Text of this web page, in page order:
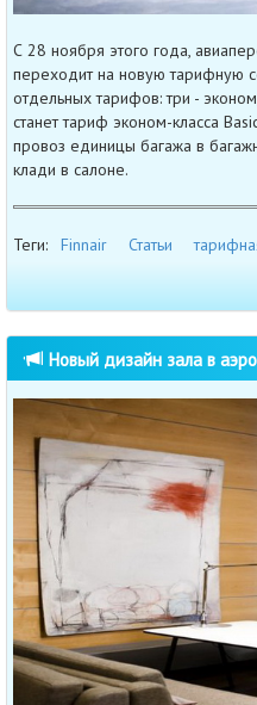
С 28 ноября этого года,
переходит на новую тарифную
отдельных тарифов: три -
станет тариф эконом-класса
провоз единицы багажа в
клади в салоне.
Теги: Finnair Статьи
Новый дизайн зала в